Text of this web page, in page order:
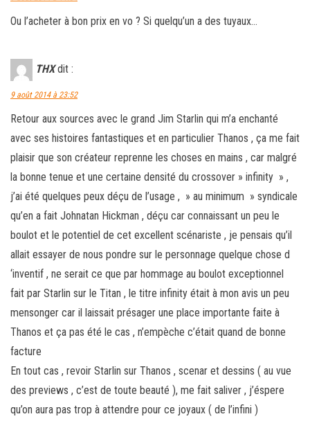
Ou l’acheter à bon prix en vo ? Si quelqu’un a des tuyaux…
THX dit :
9 août 2014 à 23:52
Retour aux sources avec le grand Jim Starlin qui m’a enchanté
avec ses histoires fantastiques et en particulier Thanos , ça me fait
plaisir que son créateur reprenne les choses en mains , car malgré
la bonne tenue et une certaine densité du crossover » infinity » ,
j’ai été quelques peux déçu de l’usage , » au minimum » syndicale
qu’en a fait Johnatan Hickman , déçu car connaissant un peu le
boulot et le potentiel de cet excellent scénariste , je pensais qu’il
allait essayer de nous pondre sur le personnage quelque chose d
‘inventif , ne serait ce que par hommage au boulot exceptionnel
fait par Starlin sur le Titan , le titre infinity était à mon avis un peu
mensonger car il laissait présager une place importante faite à
Thanos et ça pas été le cas , n’empèche c’était quand de bonne
facture
En tout cas , revoir Starlin sur Thanos , scenar et dessins ( au vue
des previews , c’est de toute beauté ), me fait saliver , j’éspere
qu’on aura pas trop à attendre pour ce joyaux ( de l’infini )